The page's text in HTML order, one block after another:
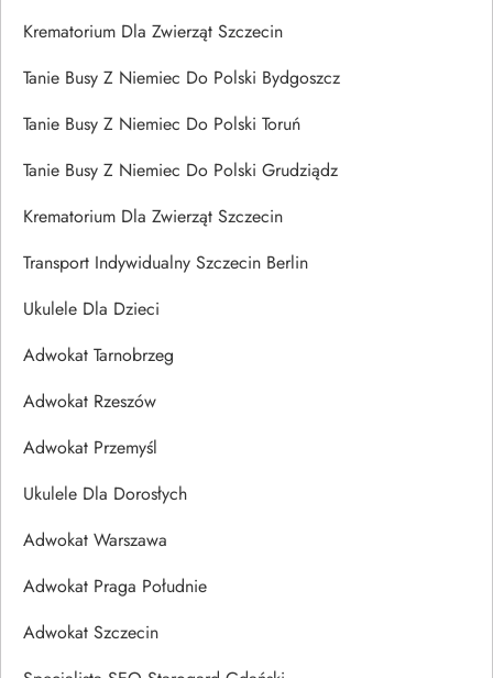
Krematorium Dla Zwierząt Szczecin
Tanie Busy Z Niemiec Do Polski Bydgoszcz
Tanie Busy Z Niemiec Do Polski Toruń
Tanie Busy Z Niemiec Do Polski Grudziądz
Krematorium Dla Zwierząt Szczecin
Transport Indywidualny Szczecin Berlin
Ukulele Dla Dzieci
Adwokat Tarnobrzeg
Adwokat Rzeszów
Adwokat Przemyśl
Ukulele Dla Dorosłych
Adwokat Warszawa
Adwokat Praga Południe
Adwokat Szczecin